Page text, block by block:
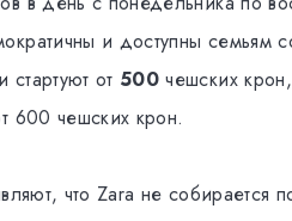
и доступны
от 500чешских
600 чешских крон.
что Zara не собирается